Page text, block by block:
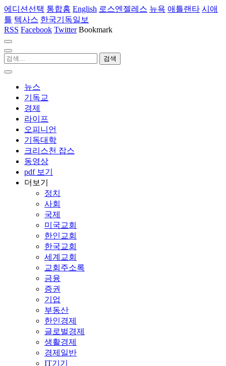
에디션선택 통합홈 English 로스엔젤레스 뉴욕 애틀랜타 시애
틀 텍사스 한국기독일보
RSS Facebook Twitter Bookmark
뉴스
기독교
경제
라이프
오피니언
기독대학
크리스천 잡스
동영상
pdf 보기
더보기
정치
사회
국제
미국교회
한인교회
한국교회
세계교회
교회주소록
금융
증권
기업
부동산
한인경제
글로벌경제
생활경제
경제일반
IT기기